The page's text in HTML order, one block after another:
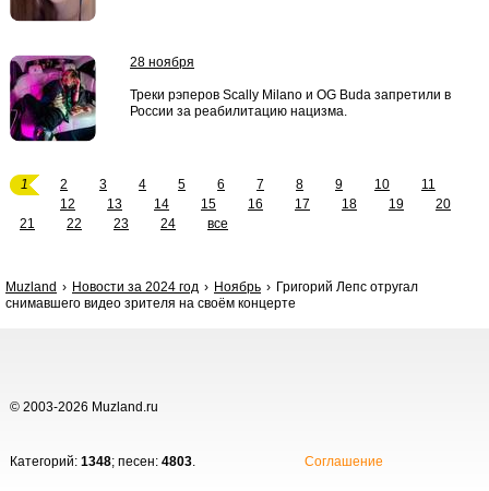
28 ноября
Треки рэперов Scally Milano и OG Buda запретили в
России за реабилитацию нацизма.
1 2 3 4 5 6 7 8 9 10
11
12
13 14 15 16 17 18 19
20
21
22 23 24 все
Muzland Новости за 2024 год Ноябрь
Григорий Лепс отругал
снимавшего видео зрителя на своём концерте
© 2003-2026 Muzland.ru
Категорий: 1348; песен: 4803. Соглашение